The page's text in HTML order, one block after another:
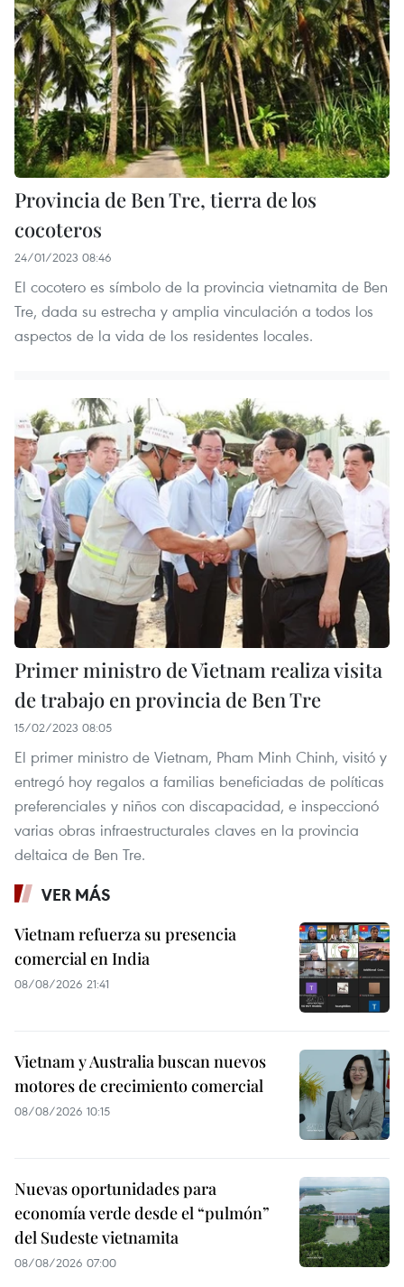
Provincia de Ben Tre, tierra de los
cocoteros
24/01/2023 08:46
El cocotero es símbolo de la provincia vietnamita de Ben
Tre, dada su estrecha y amplia vinculación a todos los
aspectos de la vida de los residentes locales.
Primer ministro de Vietnam realiza visita
de trabajo en provincia de Ben Tre
15/02/2023 08:05
El primer ministro de Vietnam, Pham Minh Chinh, visitó y
entregó hoy regalos a familias beneficiadas de políticas
preferenciales y niños con discapacidad, e inspeccionó
varias obras infraestructurales claves en la provincia
deltaica de Ben Tre.
VER MÁS
Vietnam refuerza su presencia
comercial en India
08/08/2026 21:41
Vietnam y Australia buscan nuevos
motores de crecimiento comercial
08/08/2026 10:15
Nuevas oportunidades para
economía verde desde el “pulmón”
del Sudeste vietnamita
08/08/2026 07:00